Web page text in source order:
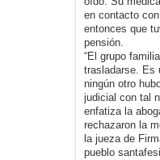
en contacto
entonces que
pensión.
“El grupo
trasladarse. Es
ningún otro
judicial con tal
enfatiza la
rechazaron la
la jueza de
pueblo